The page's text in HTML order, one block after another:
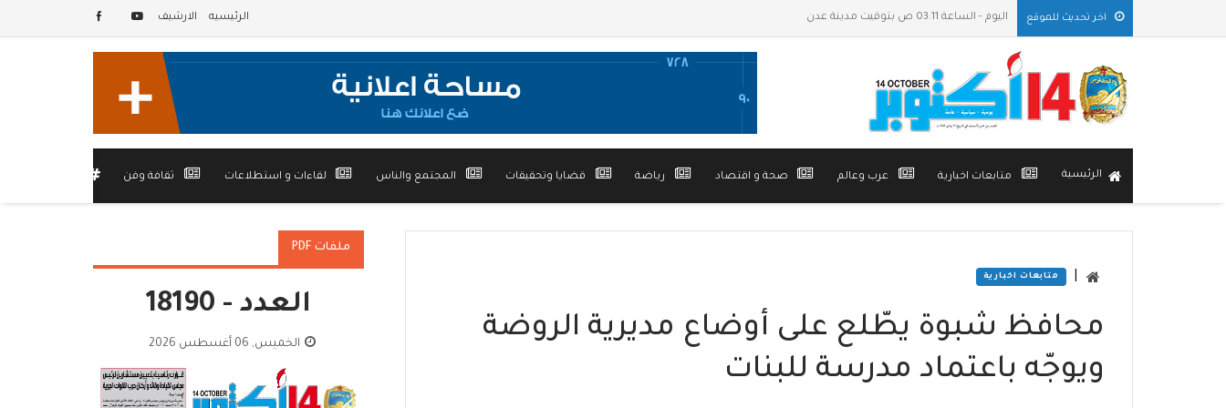
اخر تحديث للموقع اليوم - الساعة 03:11 ص بتوقيت مدينة عدن الرئيسيه الارشيف
الرئيسية متابعات اخبارية عرب وعالم صحة و اقتصاد رياضة قضايا وتحقيقات المجتمع والناس لقاءات و استطلاعات ثقافة وفن
متابعات اخبارية
محافظ شبوة يطّلع على أوضاع مديرية الروضة
ويوجّه باعتماد مدرسة للبنات
ملفات PDF
العدد - 18190
الخميس, 06 أغسطس 2026